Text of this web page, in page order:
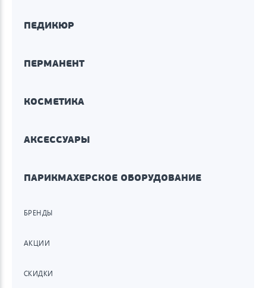
ПЕДИКЮР
ПЕРМАНЕНТ
КОСМЕТИКА
АКСЕССУАРЫ
ПАРИКМАХЕРСКОЕ ОБОРУДОВАНИЕ
БРЕНДЫ
АКЦИИ
СКИДКИ